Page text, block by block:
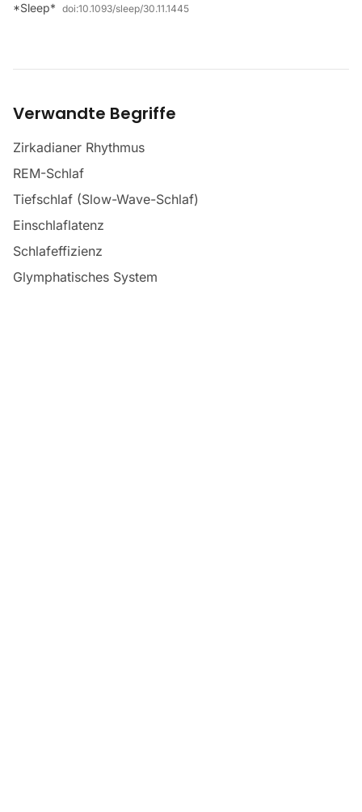
*Sleep* doi:10.1093/sleep/30.11.1445
Verwandte Begriffe
Zirkadianer Rhythmus
REM-Schlaf
Tiefschlaf (Slow-Wave-Schlaf)
Einschlaflatenz
Schlafeffizienz
Glymphatisches System